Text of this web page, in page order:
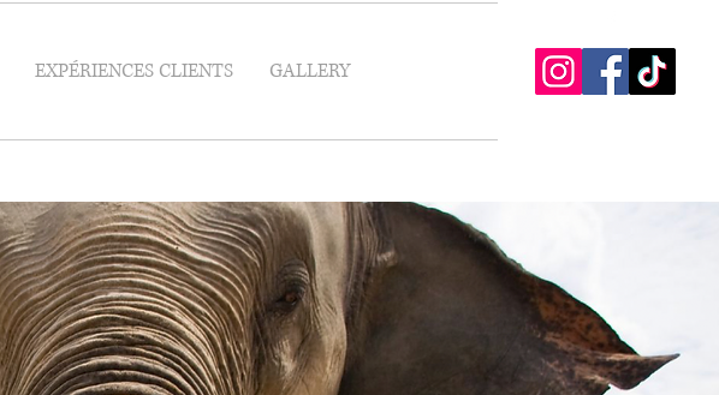
EXPÉRIENCES CLIENTS GALLERY